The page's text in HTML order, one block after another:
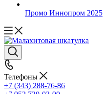
Промо Иннопром 2025
Телефоны
+7 (343) 288-76-86